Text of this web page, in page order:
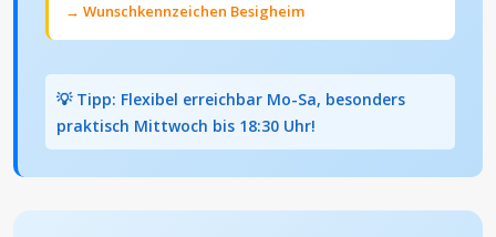
→ Wunschkennzeichen Besigheim
💡 Tipp: Flexibel erreichbar Mo-Sa, besonders
praktisch Mittwoch bis 18:30 Uhr!